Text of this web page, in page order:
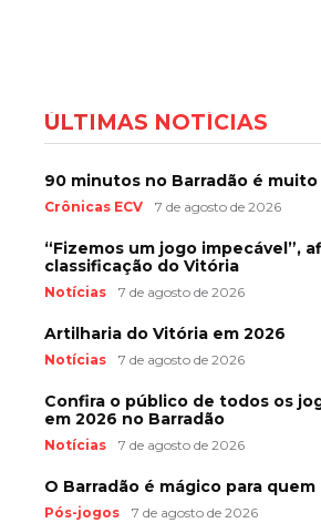
ÚLTIMAS NOTÍCIAS
90 minutos no Barradão é
Crônicas ECV 7 de agosto de 2026
“Fizemos um jogo impecável”,
classificação do Vitória
Notícias 7 de agosto de 2026
Artilharia do Vitória em 2026
Notícias 7 de agosto de 2026
Confira o público de todos os
em 2026 no Barradão
Notícias 7 de agosto de 2026
O Barradão é mágico para
Pós-jogos 7 de agosto de 2026